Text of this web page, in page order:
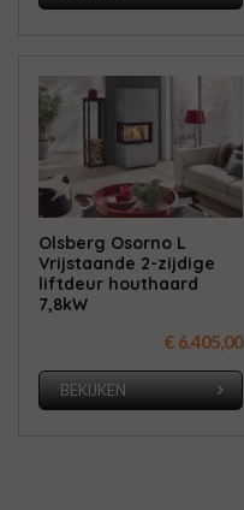
Olsberg Osorno L
Vrijstaande 2-zijdige
liftdeur houthaard
7,8kW
€ 6.405,00
BEKIJKEN